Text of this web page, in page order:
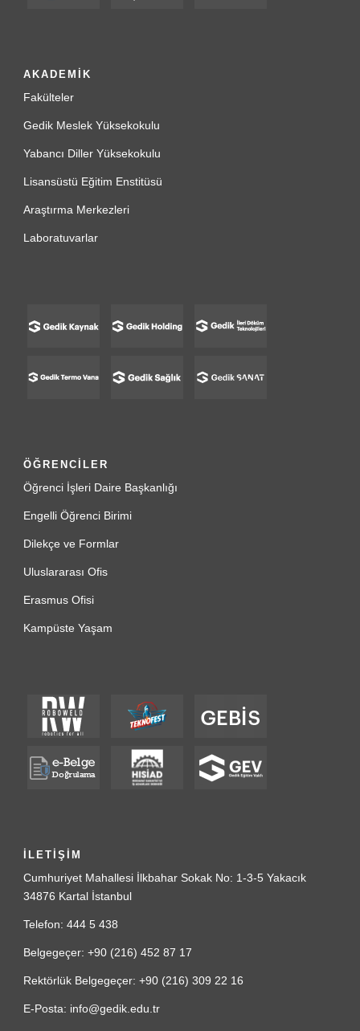
AKADEMİK
Fakülteler
Gedik Meslek Yüksekokulu
Yabancı Diller Yüksekokulu
Lisansüstü Eğitim Enstitüsü
Araştırma Merkezleri
Laboratuvarlar
ÖĞRENCİLER
Öğrenci İşleri Daire Başkanlığı
Engelli Öğrenci Birimi
Dilekçe ve Formlar
Uluslararası Ofis
Erasmus Ofisi
Kampüste Yaşam
İLETİŞİM
Cumhuriyet Mahallesi İlkbahar Sokak No: 1-3-5 Yakacık
34876 Kartal İstanbul
Telefon: 444 5 438
Belgegeçer: +90 (216) 452 87 17
Rektörlük Belgegeçer: +90 (216) 309 22 16
E-Posta: info@gedik.edu.tr